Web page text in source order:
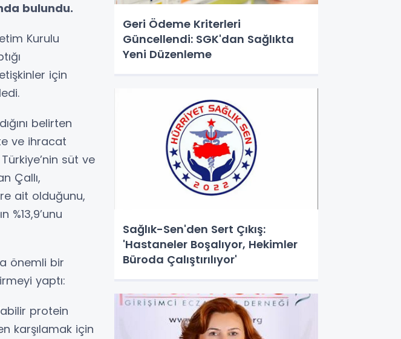
bulundu.
Kurulu
için
belirten
ve ihracat
süt ve
Çallı,
ait olduğunu,
önemli bir
yaptı:
protein
karşılamak için
Geri Ödeme Kriterleri
Güncellendi: SGK'dan Sağlıkta
Yeni Düzenleme
Sağlık-Sen'den Sert Çıkış:
'Hastaneler Boşalıyor, Hekimler
Büroda Çalıştırılıyor'